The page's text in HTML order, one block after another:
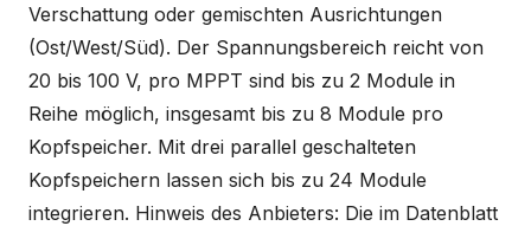
Verschattung oder gemischten Ausrichtungen
(Ost/West/Süd). Der Spannungsbereich reicht von
20 bis 100 V, pro MPPT sind bis zu 2 Module in
Reihe möglich, insgesamt bis zu 8 Module pro
Kopfspeicher. Mit drei parallel geschalteten
Kopfspeichern lassen sich bis zu 24 Module
integrieren. Hinweis des Anbieters: Die im Datenblatt